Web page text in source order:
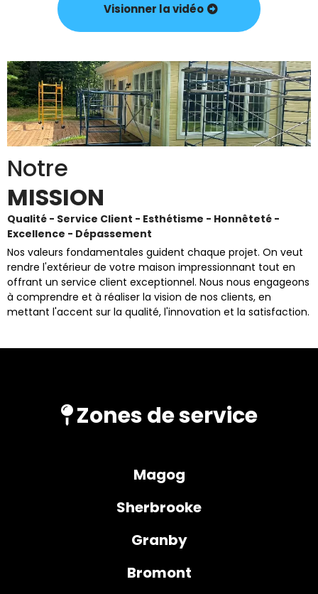
Visionner la vidéo
Notre
MISSION
Qualité - Service Client - Esthétisme - Honnêteté -
Excellence - Dépassement
Nos valeurs fondamentales guident chaque projet. On veut
rendre l'extérieur de votre maison impressionnant tout en
offrant un service client exceptionnel. Nous nous engageons
à comprendre et à réaliser la vision de nos clients, en
mettant l'accent sur la qualité, l'innovation et la satisfaction.
Zones de service
Magog
Sherbrooke
Granby
Bromont